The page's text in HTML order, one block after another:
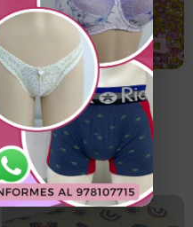
Algodon Licrado
Estampado Diseño
Jardin Amarillo